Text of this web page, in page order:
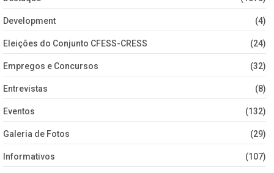
Development (4)
Eleições do Conjunto CFESS-CRESS (24)
Empregos e Concursos (32)
Entrevistas (8)
Eventos (132)
Galeria de Fotos (29)
Informativos (107)